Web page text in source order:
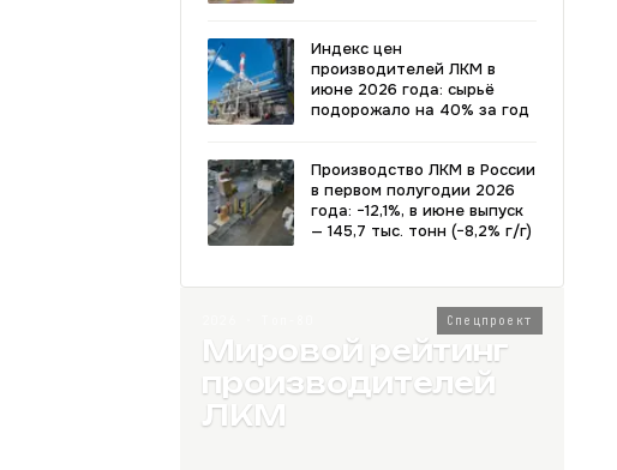
Индекс цен
производителей ЛКМ в
июне 2026 года: сырьё
подорожало на 40% за год
Производство ЛКМ в России
в первом полугодии 2026
года: −12,1%, в июне выпуск
— 145,7 тыс. тонн (−8,2% г/г)
Спецпроект
Мировой рейтинг
производителей
ЛКМ